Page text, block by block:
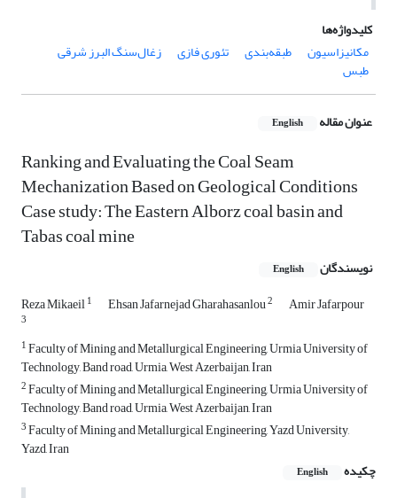
کلیدواژه‌ها
مکانیزاسیون
طبقه‌بندی تئوری فازی زغال‌سنگ البرز شرقی
طبس
عنوان مقاله English
Ranking and Evaluating the Coal Seam
Mechanization Based on Geological Conditions
Case study: The Eastern Alborz coal basin and
Tabas coal mine
نویسندگان English
Reza Mikaeil1 Ehsan Jafarnejad Gharahasanlou2 Amir Jafarpour
3
1Faculty of Mining and Metallurgical Engineering, Urmia University of
Technology, Band road, Urmia, West Azerbaijan, Iran
2Faculty of Mining and Metallurgical Engineering, Urmia University of
Technology, Band road, Urmia, West Azerbaijan, Iran
3Faculty of Mining and Metallurgical Engineering, Yazd University,
Yazd, Iran
چکیده
English